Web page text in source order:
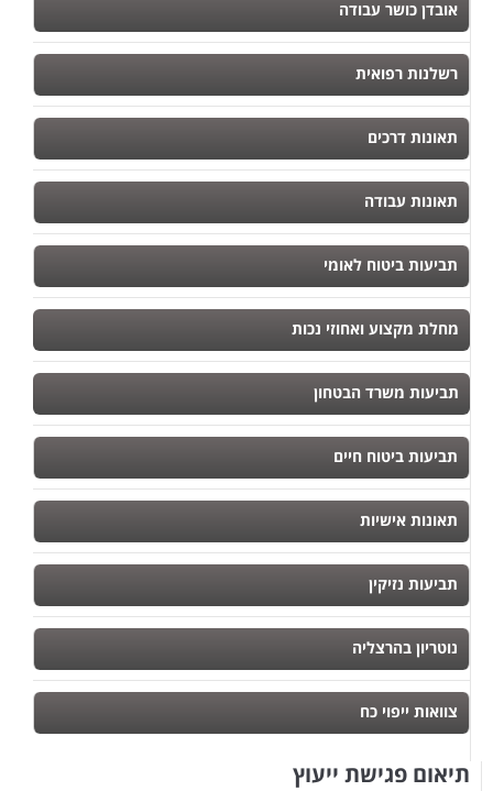
אובדן כושר עבודה
רשלנות רפואית
תאונות דרכים
תאונות עבודה
תביעות ביטוח לאומי
מחלת מקצוע ואחוזי נכות
תביעות משרד הבטחון
תביעות ביטוח חיים
תאונות אישיות
תביעות נזיקין
נוטריון בהרצליה
צוואות ייפוי כח
תיאום פגישת ייעוץ